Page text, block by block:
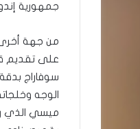
جمهورية
على تقديم
سوفاراج
الوجه
ميسي الذي